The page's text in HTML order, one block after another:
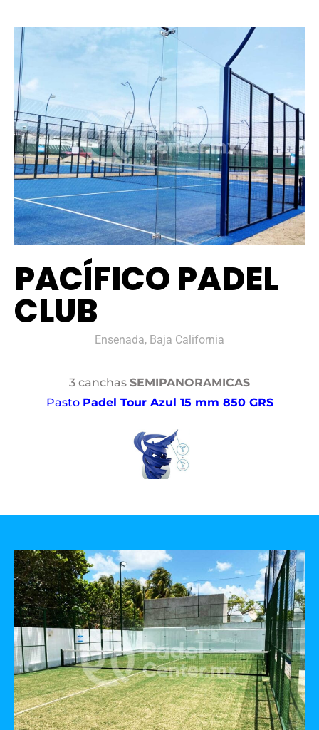
PACÍFICO PADEL
CLUB
Ensenada, Baja California
3 canchas SEMIPANORAMICAS
Pasto Padel Tour Azul 15 mm 850 GRS